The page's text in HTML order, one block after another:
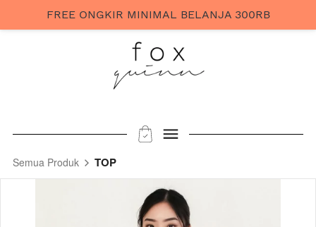
Semua Produk TOP
FREE ONGKIR MINIMAL BELANJA 300RB